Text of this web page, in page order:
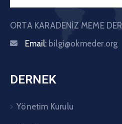
ORTA KARADENİZ MEME
Email: bilgi@okmeder.org
DERNEK
Yönetim Kurulu